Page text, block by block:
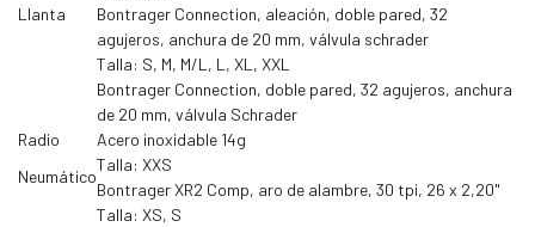
Llanta
Bontrager Connection, aleación, doble pared, 32
agujeros, anchura de 20 mm, válvula schrader
Talla: S, M, M/L, L, XL, XXL
Bontrager Connection, doble pared, 32 agujeros, anchura
de 20 mm, válvula Schrader
Radio
Acero inoxidable 14g
Neumático
Talla: XXS
Bontrager XR2 Comp, aro de alambre, 30 tpi, 26 x 2,20"
Talla: XS, S